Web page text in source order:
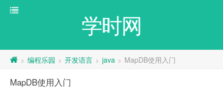
学时网
> 编程乐园 > 开发语言 > java > MapDB使用入门
MapDB使用入门